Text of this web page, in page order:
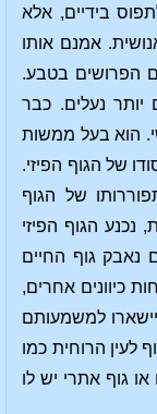
בידיים, אלא
אמנם אותו
הפרושים בטבע.
יותר נעלים. כבר
הוא בעל ממשות
של הגוף הפיזי.
של הגוף
נכנע הגוף הפיזי
נאבק גוף החיים
כיוונים אחרים,
למשמעותם
לעין הרוחית כמו
או גוף אתרי יש לו